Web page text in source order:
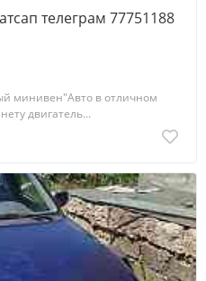
телеграм 77751188
минивен"Авто в отличном
двигатель...